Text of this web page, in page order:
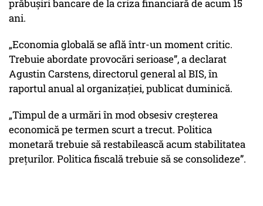
prăbușiri bancare de la criza financiară de acum 15
ani.
„Economia globală se află într-un moment critic.
Trebuie abordate provocări serioase”, a declarat
Agustin Carstens, directorul general al BIS, în
raportul anual al organizației, publicat duminică.
„Timpul de a urmări în mod obsesiv creșterea
economică pe termen scurt a trecut. Politica
monetară trebuie să restabilească acum stabilitatea
prețurilor. Politica fiscală trebuie să se consolideze”.